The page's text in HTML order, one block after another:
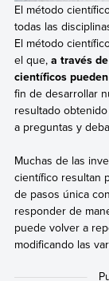
El método
todas las
El método
el que,a través
científicos
fin de desarrollar
resultado
a preguntas y
Muchas de las
científico resultan
de pasos única
responder de
puede volver a
modificando las